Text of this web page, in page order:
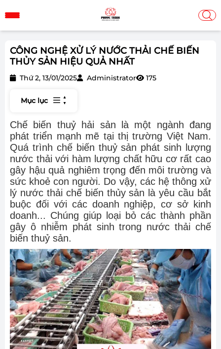
CÔNG NGHỆ XỬ LÝ NƯỚC THẢI CHẾ BIẾN
THỦY SẢN HIỆU QUẢ NHẤT
Thứ 2, 13/01/2025 Administrator 175
Mục lục
Chế biến thuỷ hải sản là một ngành đang
phát triển mạnh mẽ tại thị trường Việt Nam.
Quá trình chế biến thuỷ sản phát sinh lượng
nước thải với hàm lượng chất hữu cơ rất cao
gây hậu quả nghiêm trọng đến môi trường và
sức khoẻ con người. Do vậy, các hệ thông xử
lý nước thải chế biến thủy sản là yêu cầu bắt
buộc đối với các doanh nghiệp, cơ sở kinh
doanh... Chúng giúp loại bỏ các thành phần
gây ô nhiễm phát sinh trong nước thải chế
biến thuỷ sản.